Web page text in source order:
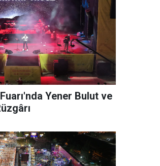
Yener Bulut ve